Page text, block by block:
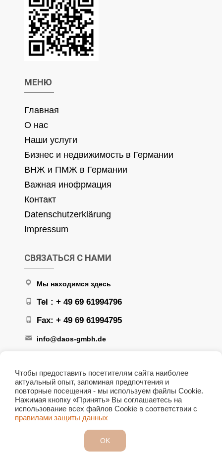
МЕНЮ
Главная
О нас
Наши услуги
Бизнес и недвижимость в Германии
ВНЖ и ПМЖ в Германии
Важная инофрмация
Контакт
Datenschutzerklärung
Impressum
СВЯЗАТЬСЯ С НАМИ
Мы находимся здесь
Tel : + 49 69 61994796
Fax: + 49 69 61994795
info@daos-gmbh.de
+ 49 172 6166708
© 1998 - 2026 Copyright DAOS Investment &
Чтобы предоставить посетителям сайта наиболее
актуальный опыт, запоминая предпочтения и
повторные посещения - мы используем файлы Cookie.
Нажимая кнопку «Принять» Вы соглашаетесь на
использование всех файлов Сookie в соответствии с
правилами защиты данных
OK